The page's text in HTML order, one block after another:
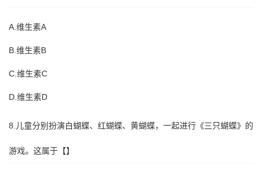
A.维生素A
B.维生素B
C.维生素C
D.维生素D
8.儿童分别扮演白蝴蝶、红蝴蝶、黄蝴蝶，一起进行《三只蝴蝶》的
游戏。这属于【】